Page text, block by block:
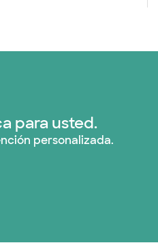
para usted.
personalizada.